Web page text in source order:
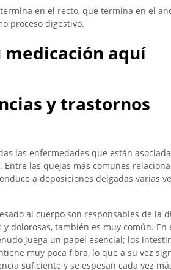
en el recto, que termina en el
proceso digestivo.
aquí
y trastornos
las enfermedades que están
las quejas más comunes
a deposiciones delgadas varias
al cuerpo son responsables de la
dolorosas, también es muy común. En
juega un papel esencial; los
muy poca fibra, lo que a su vez
suficiente y se espesan cada vez